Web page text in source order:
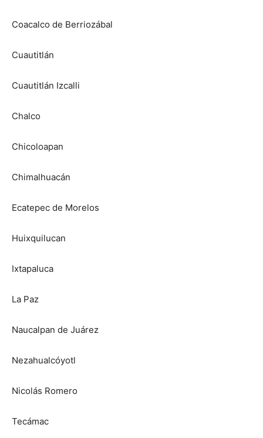
Coacalco de Berriozábal
Cuautitlán
Cuautitlán Izcalli
Chalco
Chicoloapan
Chimalhuacán
Ecatepec de Morelos
Huixquilucan
Ixtapaluca
La Paz
Naucalpan de Juárez
Nezahualcóyotl
Nicolás Romero
Tecámac